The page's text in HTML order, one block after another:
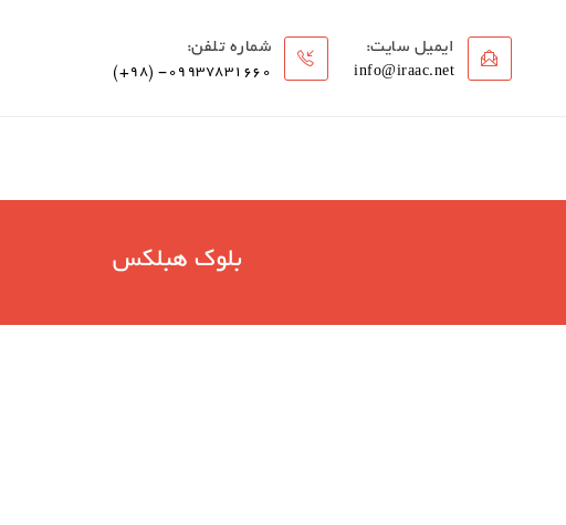
شماره تلفن:
09937831660- (۹۸+)
ایمیل سایت:
info@iraac.net
بلوک هبلکس